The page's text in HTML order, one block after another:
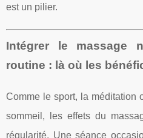
est un pilier.
Intégrer le massage
routine : là où les
Comme le sport, la méditation
sommeil, les effets du
régularité. Une séance